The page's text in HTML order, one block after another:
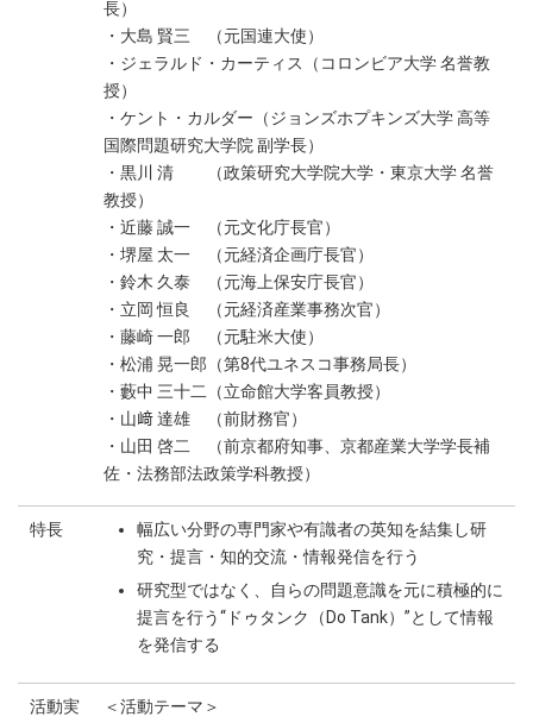
長）
・大島 賢三 （元国連大使）
・ジェラルド・カーティス（コロンビア大学 名誉教
授）
・ケント・カルダー（ジョンズホプキンズ大学 高等
国際問題研究大学院 副学長）
・黒川 清 （政策研究大学院大学・東京大学 名誉
教授）
・近藤 誠一 （元文化庁長官）
・堺屋 太一 （元経済企画庁長官）
・鈴木 久泰 （元海上保安庁長官）
・立岡 恒良 （元経済産業事務次官）
・藤崎 一郎 （元駐米大使）
・松浦 晃一郎（第8代ユネスコ事務局長）
・藪中 三十二（立命館大学客員教授）
・山﨑 達雄 （前財務官）
・山田 啓二 （前京都府知事、京都産業大学学長補
佐・法務部法政策学科教授）
特長
幅広い分野の専門家や有識者の英知を結集し研
究・提言・知的交流・情報発信を行う
研究型ではなく、自らの問題意識を元に積極的に
提言を行う“ドゥタンク（Do Tank）”として情報
を発信する
活動実
＜活動テーマ＞